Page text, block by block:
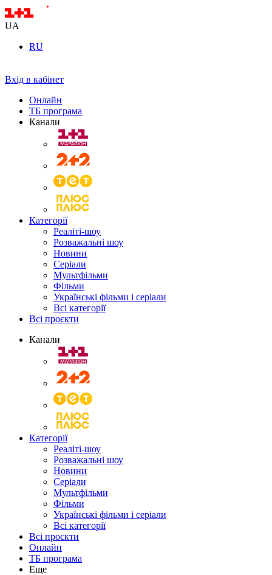
UA
RU
Вхід в кабінет
Онлайн
ТБ програма
Канали
Категорії
Реаліті-шоу
Розважальні шоу
Новини
Серіали
Мультфільми
Фільми
Українські фільми і серіали
Всі категорії
Всі проєкти
Канали
Категорії
Реаліті-шоу
Розважальні шоу
Новини
Серіали
Мультфільми
Фільми
Українські фільми і серіали
Всі категорії
Всі проєкти
Онлайн
ТБ програма
Еще